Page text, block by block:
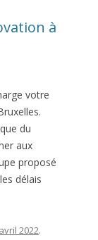
à
votre
du
aux
proposé
délais
2022.